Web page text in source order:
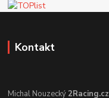
Kontakt
Michal Nouzecký2Racing.cz